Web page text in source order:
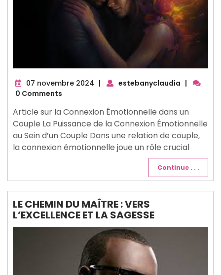
07 novembre 2024 07
| estebanyclaudia |
0 Comments
Article sur la Connexion Émotionnelle dans un
Couple La Puissance de la Connexion Émotionnelle
au Sein d’un Couple Dans une relation de couple,
la connexion émotionnelle joue un rôle crucial
Continue . . .
LE CHEMIN DU MAÎTRE : VERS
L’EXCELLENCE ET LA SAGESSE